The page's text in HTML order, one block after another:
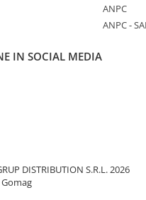
ANPC
ANPC -
IN SOCIAL MEDIA
DISTRIBUTION S.R.L. 2026